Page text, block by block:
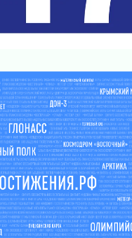
обновляют
2027
в Ленобласти
на доплату от
области
10 пожаров
но в корзинку